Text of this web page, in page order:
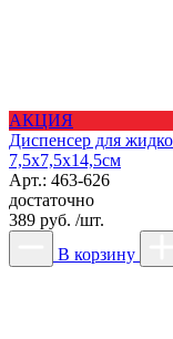
АКЦИЯ
Диспенсер для
7,5х7,5х14,5см
Арт.: 463-626
достаточно
389 руб. /шт.
В корзину